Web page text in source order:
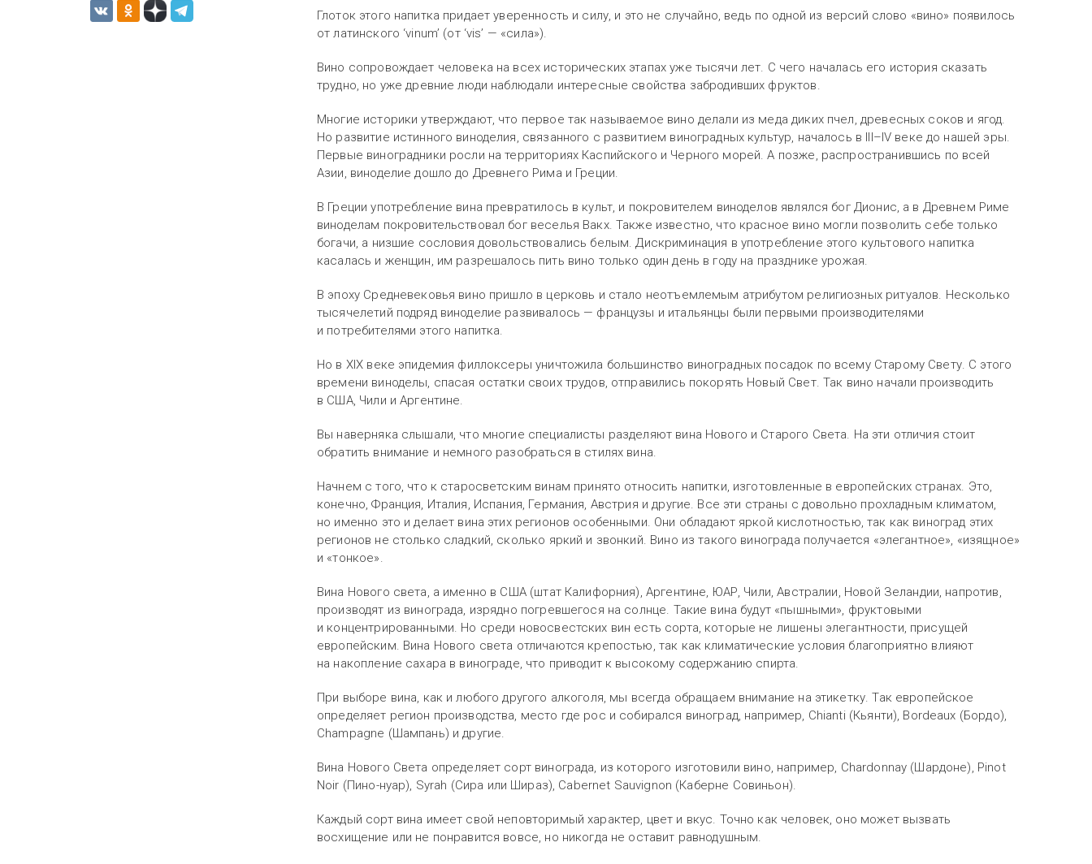
Глоток этого напитка придает уверенность и силу, и это не случайно, ведь по одной из версий слово «вино» появилось
от латинского ‘vinum’ (от ‘vis’ — «сила»).
Вино сопровождает человека на всех исторических этапах уже тысячи лет. С чего началась его история сказать
трудно, но уже древние люди наблюдали интересные свойства забродивших фруктов.
Многие историки утверждают, что первое так называемое вино делали из меда диких пчел, древесных соков и ягод.
Но развитие истинного виноделия, связанного с развитием виноградных культур, началось в III–IV веке до нашей эры.
Первые виноградники росли на территориях Каспийского и Черного морей. А позже, распространившись по всей
Азии, виноделие дошло до Древнего Рима и Греции.
В Греции употребление вина превратилось в культ, и покровителем виноделов являлся бог Дионис, а в Древнем Риме
виноделам покровительствовал бог веселья Вакх. Также известно, что красное вино могли позволить себе только
богачи, а низшие сословия довольствовались белым. Дискриминация в употребление этого культового напитка
касалась и женщин, им разрешалось пить вино только один день в году на празднике урожая.
В эпоху Средневековья вино пришло в церковь и стало неотъемлемым атрибутом религиозных ритуалов. Несколько
тысячелетий подряд виноделие развивалось — французы и итальянцы были первыми производителями
и потребителями этого напитка.
Но в XIX веке эпидемия филлоксеры уничтожила большинство виноградных посадок по всему Старому Свету. С этого
времени виноделы, спасая остатки своих трудов, отправились покорять Новый Свет. Так вино начали производить
в США, Чили и Аргентине.
Вы наверняка слышали, что многие специалисты разделяют вина Нового и Старого Света. На эти отличия стоит
обратить внимание и немного разобраться в стилях вина.
Начнем с того, что к старосветским винам принято относить напитки, изготовленные в европейских странах. Это,
конечно, Франция, Италия, Испания, Германия, Австрия и другие. Все эти страны с довольно прохладным климатом,
но именно это и делает вина этих регионов особенными. Они обладают яркой кислотностью, так как виноград этих
регионов не столько сладкий, сколько яркий и звонкий. Вино из такого винограда получается «элегантное», «изящное»
и «тонкое».
Вина Нового света, а именно в США (штат Калифорния), Аргентине, ЮАР, Чили, Австралии, Новой Зеландии, напротив,
производят из винограда, изрядно погревшегося на солнце. Такие вина будут «пышными», фруктовыми
и концентрированными. Но среди новосвестских вин есть сорта, которые не лишены элегантности, присущей
европейским. Вина Нового света отличаются крепостью, так как климатические условия благоприятно влияют
на накопление сахара в винограде, что приводит к высокому содержанию спирта.
При выборе вина, как и любого другого алкоголя, мы всегда обращаем внимание на этикетку. Так европейское
определяет регион производства, место где рос и собирался виноград, например, Chianti (Кьянти), Bordeaux (Бордо),
Champagne (Шампань) и другие.
Вина Нового Света определяет сорт винограда, из которого изготовили вино, например, Chardonnay (Шардоне), Pinot
Noir (Пино-нуар), Syrah (Сира или Шираз), Cabernet Sauvignon (Каберне Совиньон).
Каждый сорт вина имеет свой неповторимый характер, цвет и вкус. Точно как человек, оно может вызвать
восхищение или не понравится вовсе, но никогда не оставит равнодушным.